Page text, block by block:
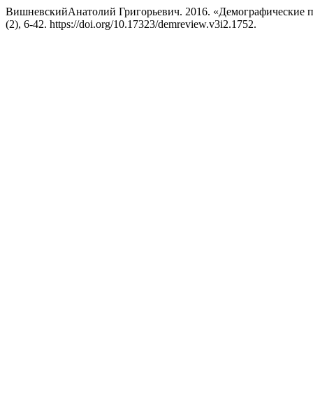
ВишневскийАнатолий Григорьевич. 2016. «Демографические
(2), 6-42. https://doi.org/10.17323/demreview.v3i2.1752.